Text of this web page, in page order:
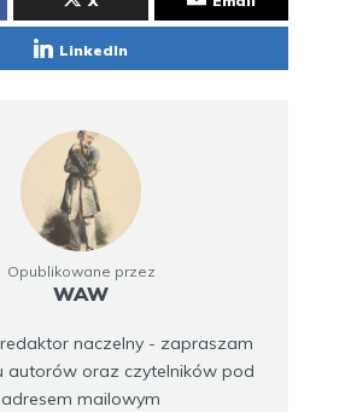
LinkedIn
Opublikowane przez
WAW
naczelny - zapraszam
autorów oraz czytelników pod
adresem mailowym